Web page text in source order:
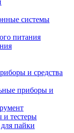
системы
питания
и средства
приборы и
и тестеры
пайки